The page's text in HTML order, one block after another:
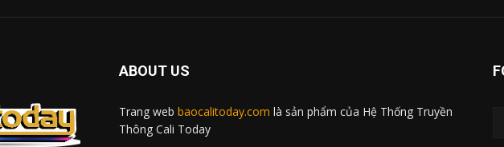
ABOUT US
Trang web baocalitoday.com là sản phẩm của Hệ Thống Truyền
Thông Cali Today